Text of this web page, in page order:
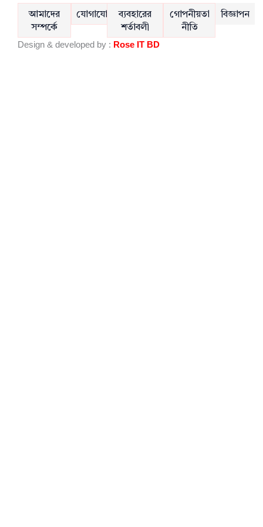
e
b
o
o
t
u
b
e
আমাদের
সম্পর্কে
যোগাযোগ
ব্যবহারের
শর্তাবলী
গোপনীয়তা
নীতি
বিজ্ঞাপন
Design & developed by : Rose IT BD